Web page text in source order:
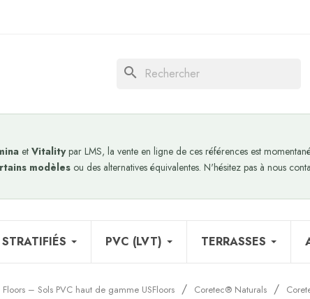
search
et Vitalitypar LMS, la vente en ligne de ces références est
modèles ou des alternatives équivalentes. N'hésitez pas à nous
STRATIFIÉS PVC (LVT) TERRASSES
– Sols PVC haut de gamme USFloors Coretec® Naturals